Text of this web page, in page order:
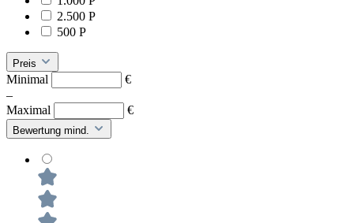
2.500 P
500 P
Preis
Minimal
€
–
Maximal
€
Bewertung mind.